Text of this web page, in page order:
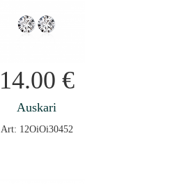
14.00 €
Auskari
Art: 12OiOi30452